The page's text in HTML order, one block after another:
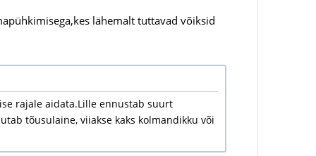
lähemalt tuttavad võiksid
rajale aidata.Lille ennustab suurt
tõusulaine, viiakse kaks kolmandikku või